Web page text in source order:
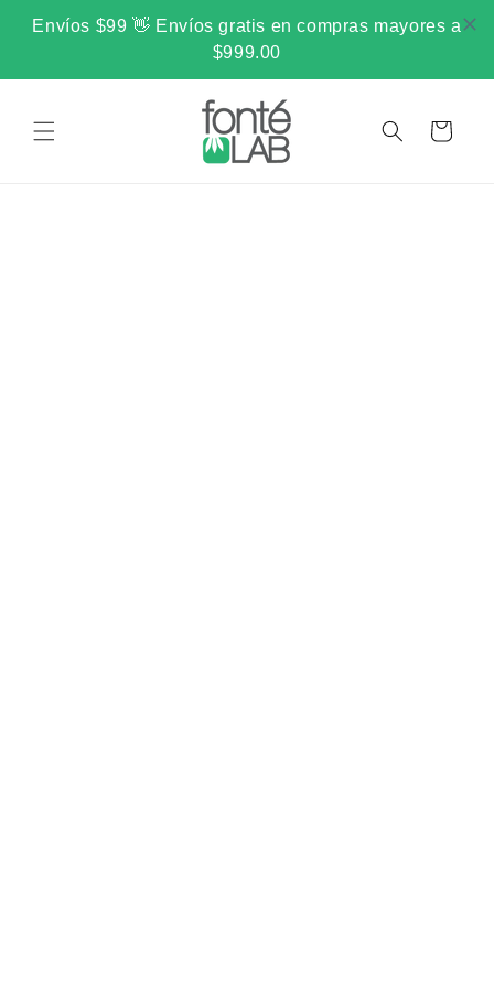
Envíos $99 👋 Envíos gratis en compras mayores a
$999.00
directamente
Carrito